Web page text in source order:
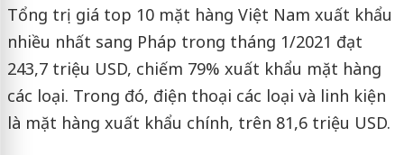
Tổng trị giá top 10 mặt hàng Việt Nam xuất khẩu
nhiều nhất sang Pháp trong tháng 1/2021 đạt
243,7 triệu USD, chiếm 79% xuất khẩu mặt hàng
các loại. Trong đó, điện thoại các loại và linh kiện
là mặt hàng xuất khẩu chính, trên 81,6 triệu USD.